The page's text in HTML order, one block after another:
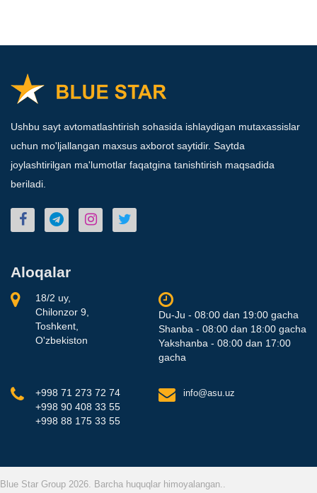
Ushbu sayt avtomatlashtirish sohasida ishlaydigan mutaxassislar
uchun mo'ljallangan maxsus axborot saytidir. Saytda
joylashtirilgan ma'lumotlar faqatgina tanishtirish maqsadida
beriladi.
Aloqalar
18/2 uy,
Chilonzor 9,
Toshkent,
O'zbekiston
Du-Ju - 08:00 dan 19:00 gacha
Shanba - 08:00 dan 18:00 gacha
Yakshanba - 08:00 dan 17:00
gacha
+998 71 273 72 74
+998 90 408 33 55
+998 88 175 33 55
info@asu.uz
Blue Star Group 2026. Barcha huquqlar himoyalangan..